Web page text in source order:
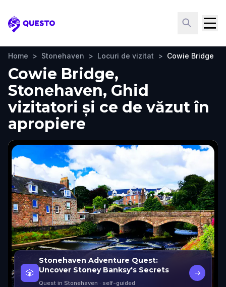
Questo
Home > Stonehaven > Locuri de vizitat > Cowie Bridge
Cowie Bridge,
Stonehaven, Ghid
vizitatori și ce de văzut în
apropiere
🎲
Stonehaven Adventure Quest:
Uncover Stoney Banksy's Secrets
Quest in Stonehaven · self-guided
→